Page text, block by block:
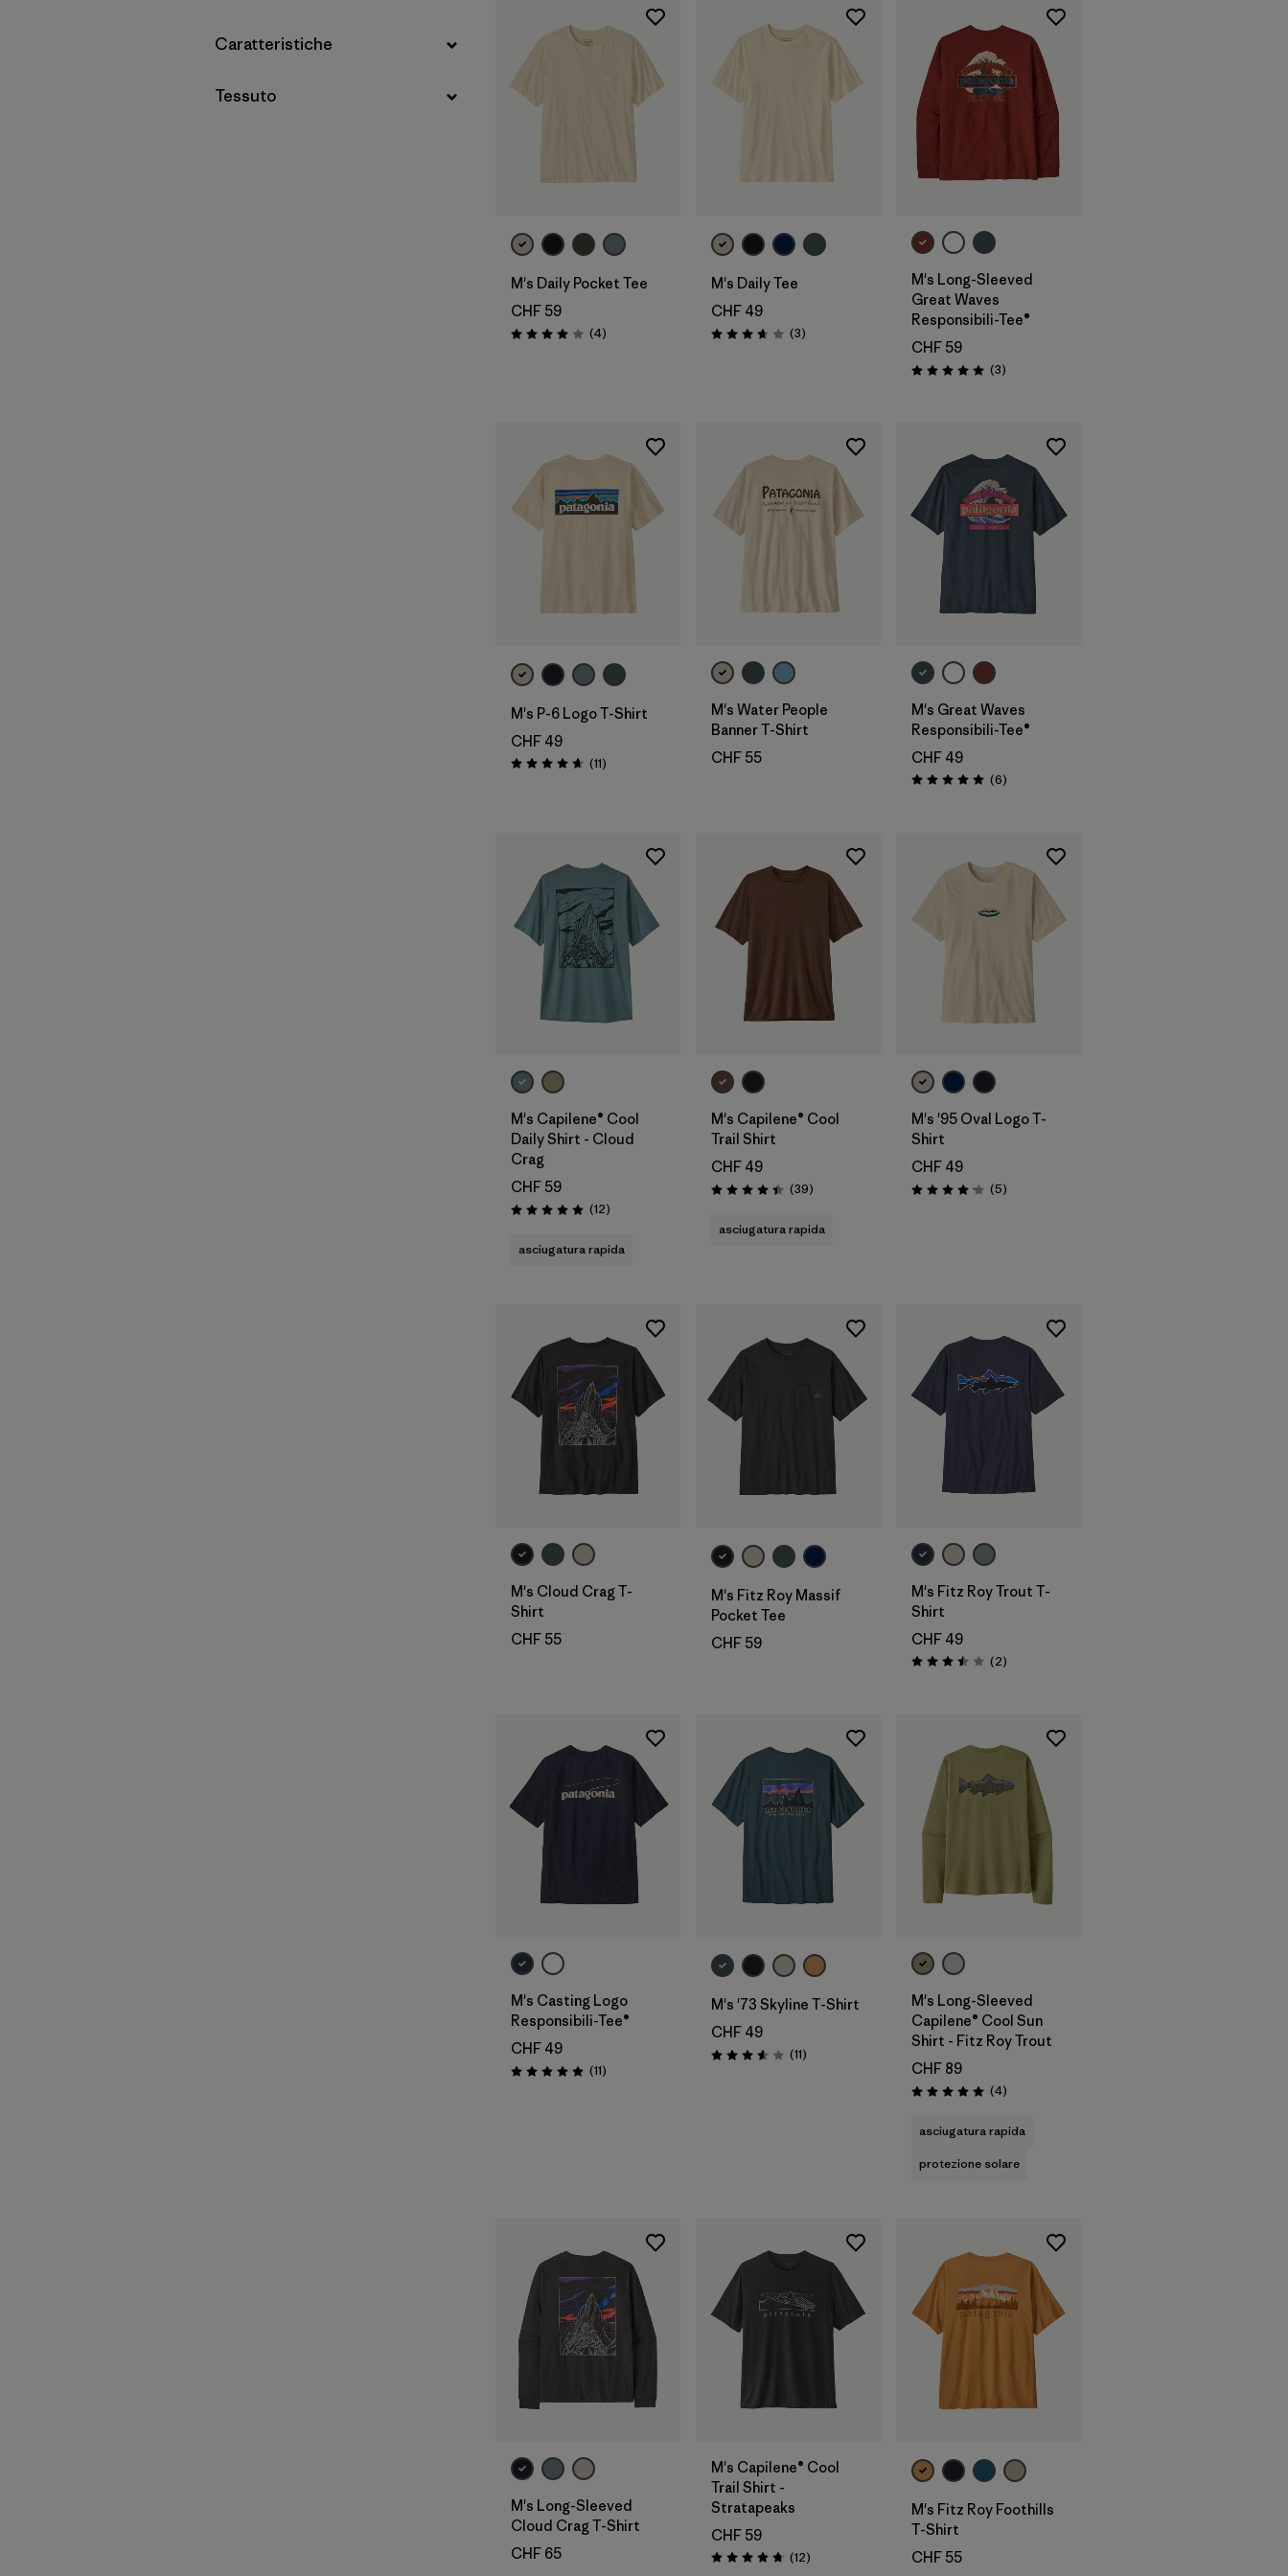
Filtra per
Caratteristiche
Filtra per
Tessuto
M's Daily Pocket Tee
CHF 59
Valutazione: 4.0 / 5
(4Recensioni
)
M's Daily Tee
CHF 49
Valutazione: 3.7 / 5
(3Recensioni
)
M's Long-Sleeved
Great Waves
Responsibili-Tee®
CHF 59
Valutazione: 5.0 / 5
(3Recensioni
)
M's P-6 Logo T-Shirt
CHF 49
Valutazione: 4.6 / 5
(11Recensioni
)
M's Water People
Banner T-Shirt
CHF 55
M's Great Waves
Responsibili-Tee®
CHF 49
Valutazione: 5.0 / 5
(6Recensioni
)
M's Capilene® Cool
Daily Shirt - Cloud
Crag
CHF 59
Valutazione: 4.9 / 5
(12Recensioni
)
asciugatura rapida
M's Capilene® Cool
Trail Shirt
CHF 49
Valutazione: 4.4 / 5
(39Recensioni
)
asciugatura rapida
M's '95 Oval Logo T-
Shirt
CHF 49
Valutazione: 4.2 / 5
(5Recensioni
)
M's Cloud Crag T-
Shirt
CHF 55
M's Fitz Roy Massif
Pocket Tee
CHF 59
M's Fitz Roy Trout T-
Shirt
CHF 49
Valutazione: 3.5 / 5
(2Recensioni
)
M's Casting Logo
Responsibili-Tee®
CHF 49
Valutazione: 4.9 / 5
(11Recensioni
)
M's '73 Skyline T-Shirt
CHF 49
Valutazione: 3.5 / 5
(11Recensioni
)
M's Long-Sleeved
Capilene® Cool Sun
Shirt - Fitz Roy Trout
CHF 89
Valutazione: 5.0 / 5
(4Recensioni
)
asciugatura rapida
protezione solare
M's Long-Sleeved
Cloud Crag T-Shirt
CHF 65
M's Capilene® Cool
Trail Shirt -
Stratapeaks
CHF 59
Valutazione: 4.8 / 5
(12Recensioni
)
M's Fitz Roy Foothills
T-Shirt
CHF 55